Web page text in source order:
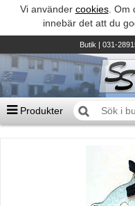
Vi använder cookies. Om
innebär det att du
Butik| 031-
Produkter
Biltillbehör och